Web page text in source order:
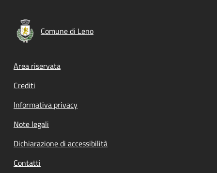
Comune di Leno
Footer menu
Area riservata
Crediti
Informativa privacy
Note legali
Dichiarazione di accessibilità
Contatti